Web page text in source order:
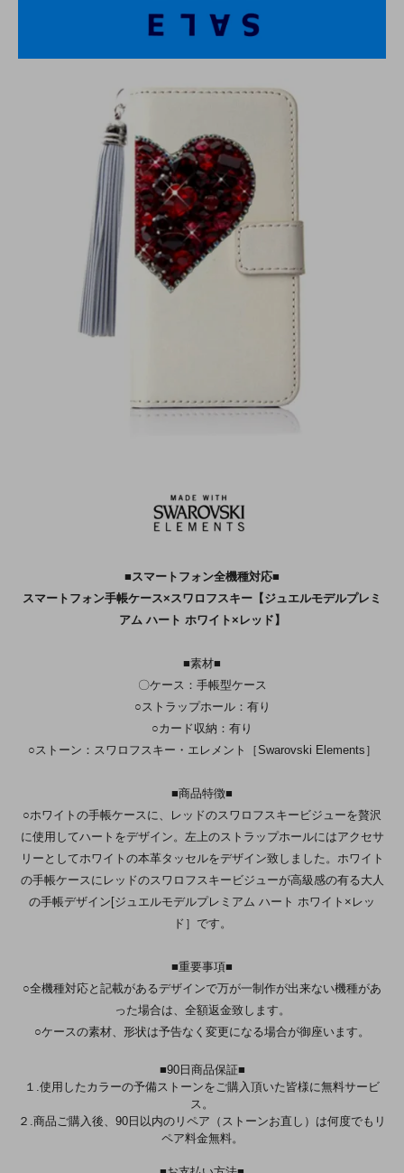
■スマートフォン全機種対応■
スマートフォン手帳ケース×スワロフスキー【ジュエルモデルプレミ
アム ハート ホワイト×レッド】
■素材■
〇ケース：手帳型ケース
○ストラップホール：有り
○カード収納：有り
○ストーン：スワロフスキー・エレメント［Swarovski Elements］
■商品特徴■
○ホワイトの手帳ケースに、レッドのスワロフスキービジューを贅沢
に使用してハートをデザイン。左上のストラップホールにはアクセサ
リーとしてホワイトの本革タッセルをデザイン致しました。ホワイト
の手帳ケースにレッドのスワロフスキービジューが高級感の有る大人
の手帳デザイン[ジュエルモデルプレミアム ハート ホワイト×レッ
ド］です。
■重要事項■
○全機種対応と記載があるデザインで万が一制作が出来ない機種があ
った場合は、全額返金致します。
○ケースの素材、形状は予告なく変更になる場合が御座います。
■90日商品保証■
１.使用したカラーの予備ストーンをご購入頂いた皆様に無料サービ
ス。
２.商品ご購入後、90日以内のリペア（ストーンお直し）は何度でもリ
ペア料金無料。